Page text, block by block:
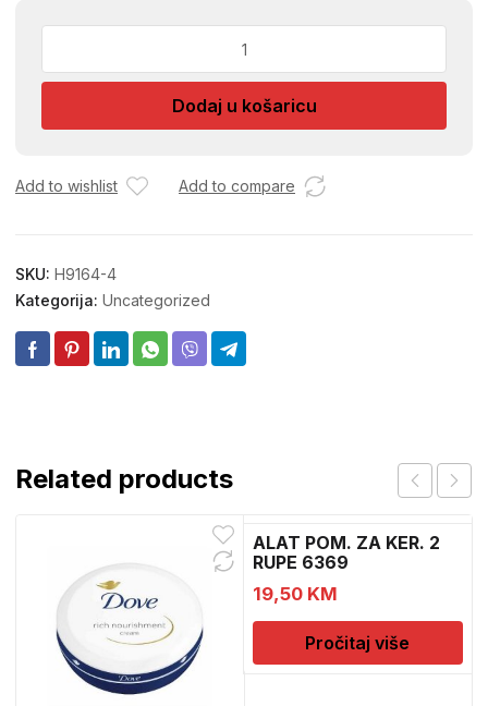
5/8
količina
Dodaj u košaricu
Add to wishlist Add to compare
SKU: H9164-4
Kategorija: Uncategorized
Related products
ALAT POM. ZA KER. 2
RUPE 6369
19,50 KM
Pročitaj više